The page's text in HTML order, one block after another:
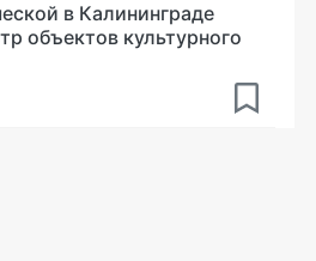
в Калининграде
объектов культурного